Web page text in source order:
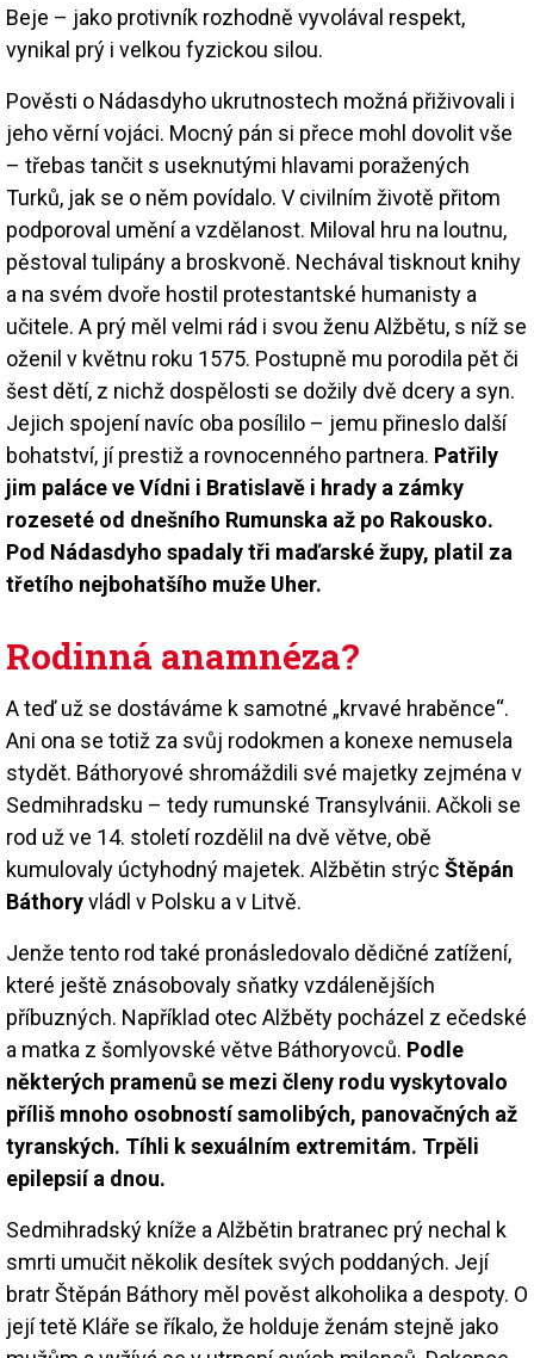
Beje – jako protivník rozhodně vyvolával respekt,
vynikal prý i velkou fyzickou silou.
Pověsti o Nádasdyho ukrutnostech možná přiživovali i
jeho věrní vojáci. Mocný pán si přece mohl dovolit vše
– třebas tančit s useknutými hlavami poražených
Turků, jak se o něm povídalo. V civilním životě přitom
podporoval umění a vzdělanost. Miloval hru na loutnu,
pěstoval tulipány a broskvoně. Nechával tisknout knihy
a na svém dvoře hostil protestantské humanisty a
učitele. A prý měl velmi rád i svou ženu Alžbětu, s níž se
oženil v květnu roku 1575. Postupně mu porodila pět či
šest dětí, z nichž dospělosti se dožily dvě dcery a syn.
Jejich spojení navíc oba posílilo – jemu přineslo další
bohatství, jí prestiž a rovnocenného partnera. Patřily
jim paláce ve Vídni i Bratislavě i hrady a zámky
rozeseté od dnešního Rumunska až po Rakousko.
Pod Nádasdyho spadaly tři maďarské župy, platil za
třetího nejbohatšího muže Uher.
Rodinná anamnéza?
A teď už se dostáváme k samotné „krvavé hraběnce“.
Ani ona se totiž za svůj rodokmen a konexe nemusela
stydět. Báthoryové shromáždili své majetky zejména v
Sedmihradsku – tedy rumunské Transylvánii. Ačkoli se
rod už ve 14. století rozdělil na dvě větve, obě
kumulovaly úctyhodný majetek. Alžbětin strýc Štěpán
Báthoryvládl v Polsku a v Litvě.
Jenže tento rod také pronásledovalo dědičné zatížení,
které ještě znásobovaly sňatky vzdálenějších
příbuzných. Například otec Alžběty pocházel z ečedské
a matka z šomlyovské větve Báthoryovců. Podle
některých pramenů se mezi členy rodu vyskytovalo
příliš mnoho osobností samolibých, panovačných až
tyranských. Tíhli k sexuálním extremitám. Trpěli
epilepsií a dnou.
Sedmihradský kníže a Alžbětin bratranec prý nechal k
smrti umučit několik desítek svých poddaných. Její
bratr Štěpán Báthory měl pověst alkoholika a despoty. O
její tetě Kláře se říkalo, že holduje ženám stejně jako